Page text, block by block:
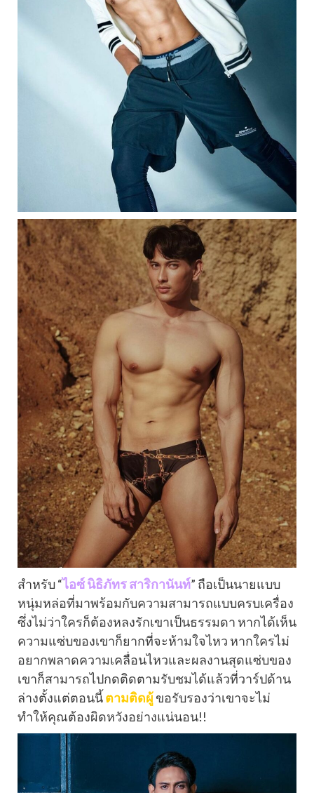
สำหรับ “ไอซ์ นิธิภัทร สาริกานันท์” ถือเป็นนายแบบ
หนุ่มหล่อที่มาพร้อมกับความสามารถแบบครบเครื่อง
ซึ่งไม่ว่าใครก็ต้องหลงรักเขาเป็นธรรมดา หากได้เห็น
ความแซ่บของเขาก็ยากที่จะห้ามใจไหว หากใครไม่
อยากพลาดความเคลื่อนไหวและผลงานสุดแซ่บของ
เขาก็สามารถไปกดติดตามรับชมได้แล้วที่วาร์ปด้าน
ล่างตั้งแต่ตอนนี้ตามติดผู้ขอรับรองว่าเขาจะไม่
ทำให้คุณต้องผิดหวังอย่างแน่นอน!!